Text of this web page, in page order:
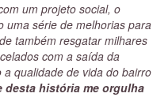
um projeto social, o
uma série de melhorias para
também resgatar milhares
com a saída da
qualidade de vida do bairro
desta história me orgulha